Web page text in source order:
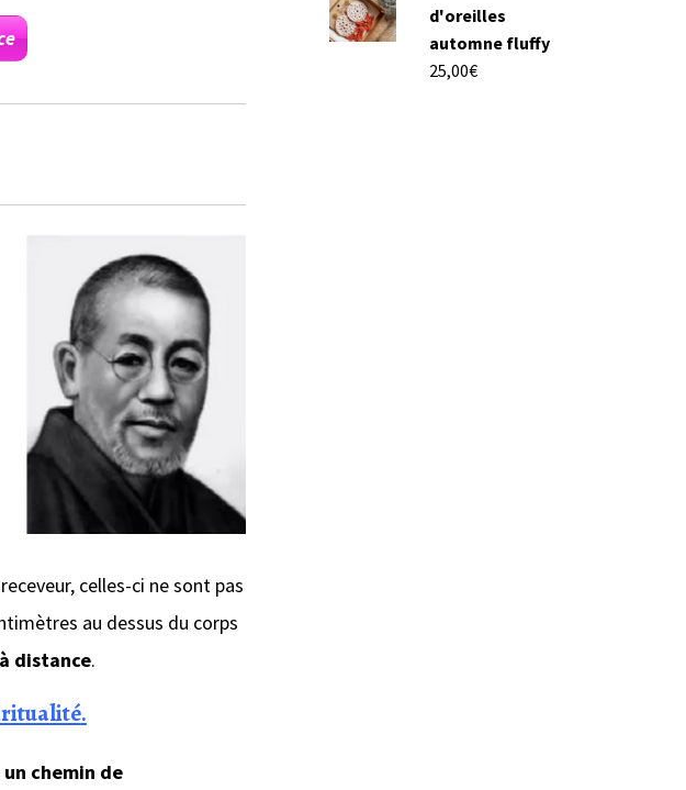
celles-ci ne sont pas
au dessus du corps
distance.
.
chemin de
d'oreilles
automne fluffy
25,00€